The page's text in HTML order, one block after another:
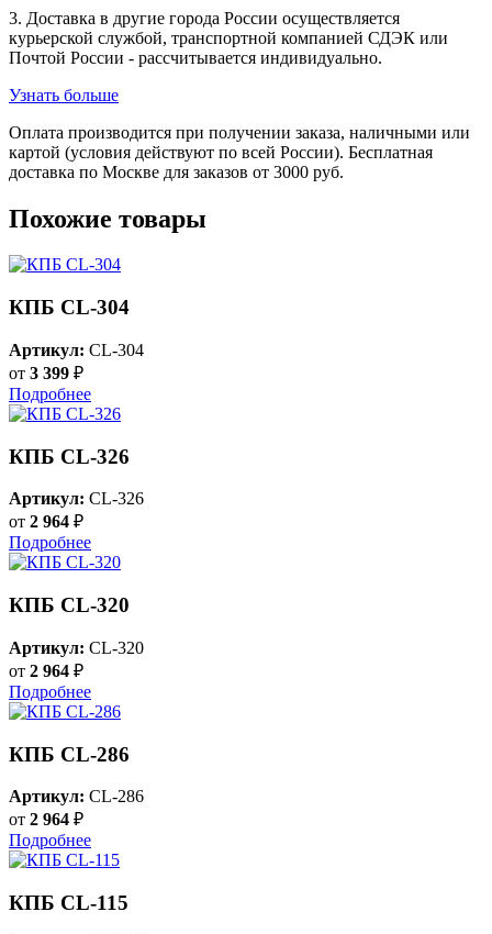
3. Доставка в другие города России осуществляется
курьерской службой, транспортной компанией СДЭК или
Почтой России - рассчитывается индивидуально.
Узнать больше
Оплата производится при получении заказа, наличными или
картой (условия действуют по всей России). Бесплатная
доставка по Москве для заказов от 3000 руб.
Похожие товары
КПБ CL-304
Артикул: CL-304
от 3 399 ₽
Подробнее
КПБ CL-326
Артикул: CL-326
от 2 964 ₽
Подробнее
КПБ CL-320
Артикул: CL-320
от 2 964 ₽
Подробнее
КПБ CL-286
Артикул: CL-286
от 2 964 ₽
Подробнее
КПБ CL-115